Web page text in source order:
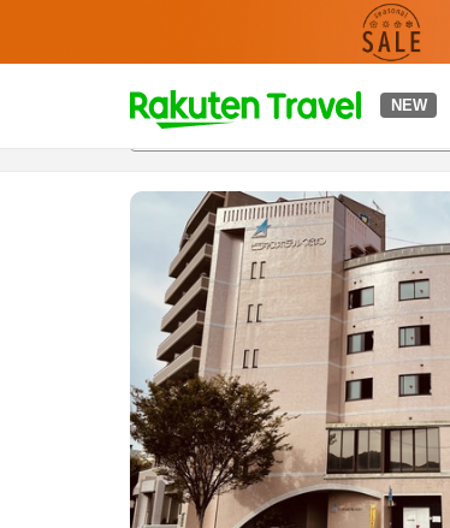
NEW
t
p
a
c
h
개요객실 & 숙박 상품이용 후기 편의 시설/